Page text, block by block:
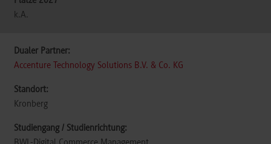
k.A.
Accenture Technology Solutions B.V. & Co. KG
Kronberg